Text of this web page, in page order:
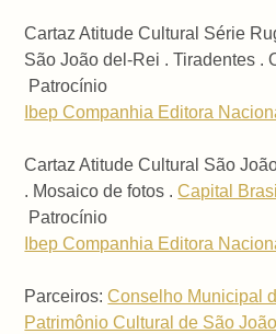
Cartaz Atitude Cultural Série
São João del-Rei . Tiradentes .
Patrocínio
Ibep Companhia Editora
Cartaz Atitude Cultural São
. Mosaico de fotos .Capital
Patrocínio
Ibep Companhia Editora
Parceiros:Conselho Municipal
Patrimônio Cultural de São